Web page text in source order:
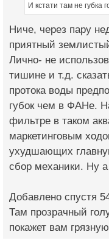
И кстати там не губка
Ниче, через пару
приятный
Лично- не
тишине и т.д.
протока воды
губок чем в ФАНе.
фильтре в таком
маркетинговым
ухудшающих
сбор механики. Ну
Добавлено спустя
Там прозрачный
покажет вам